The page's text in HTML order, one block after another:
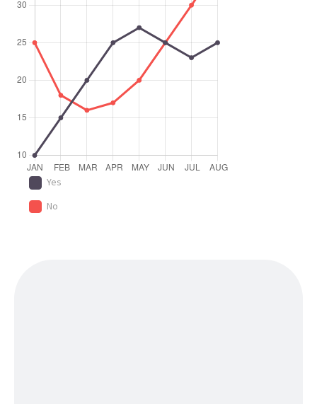
Yes
No